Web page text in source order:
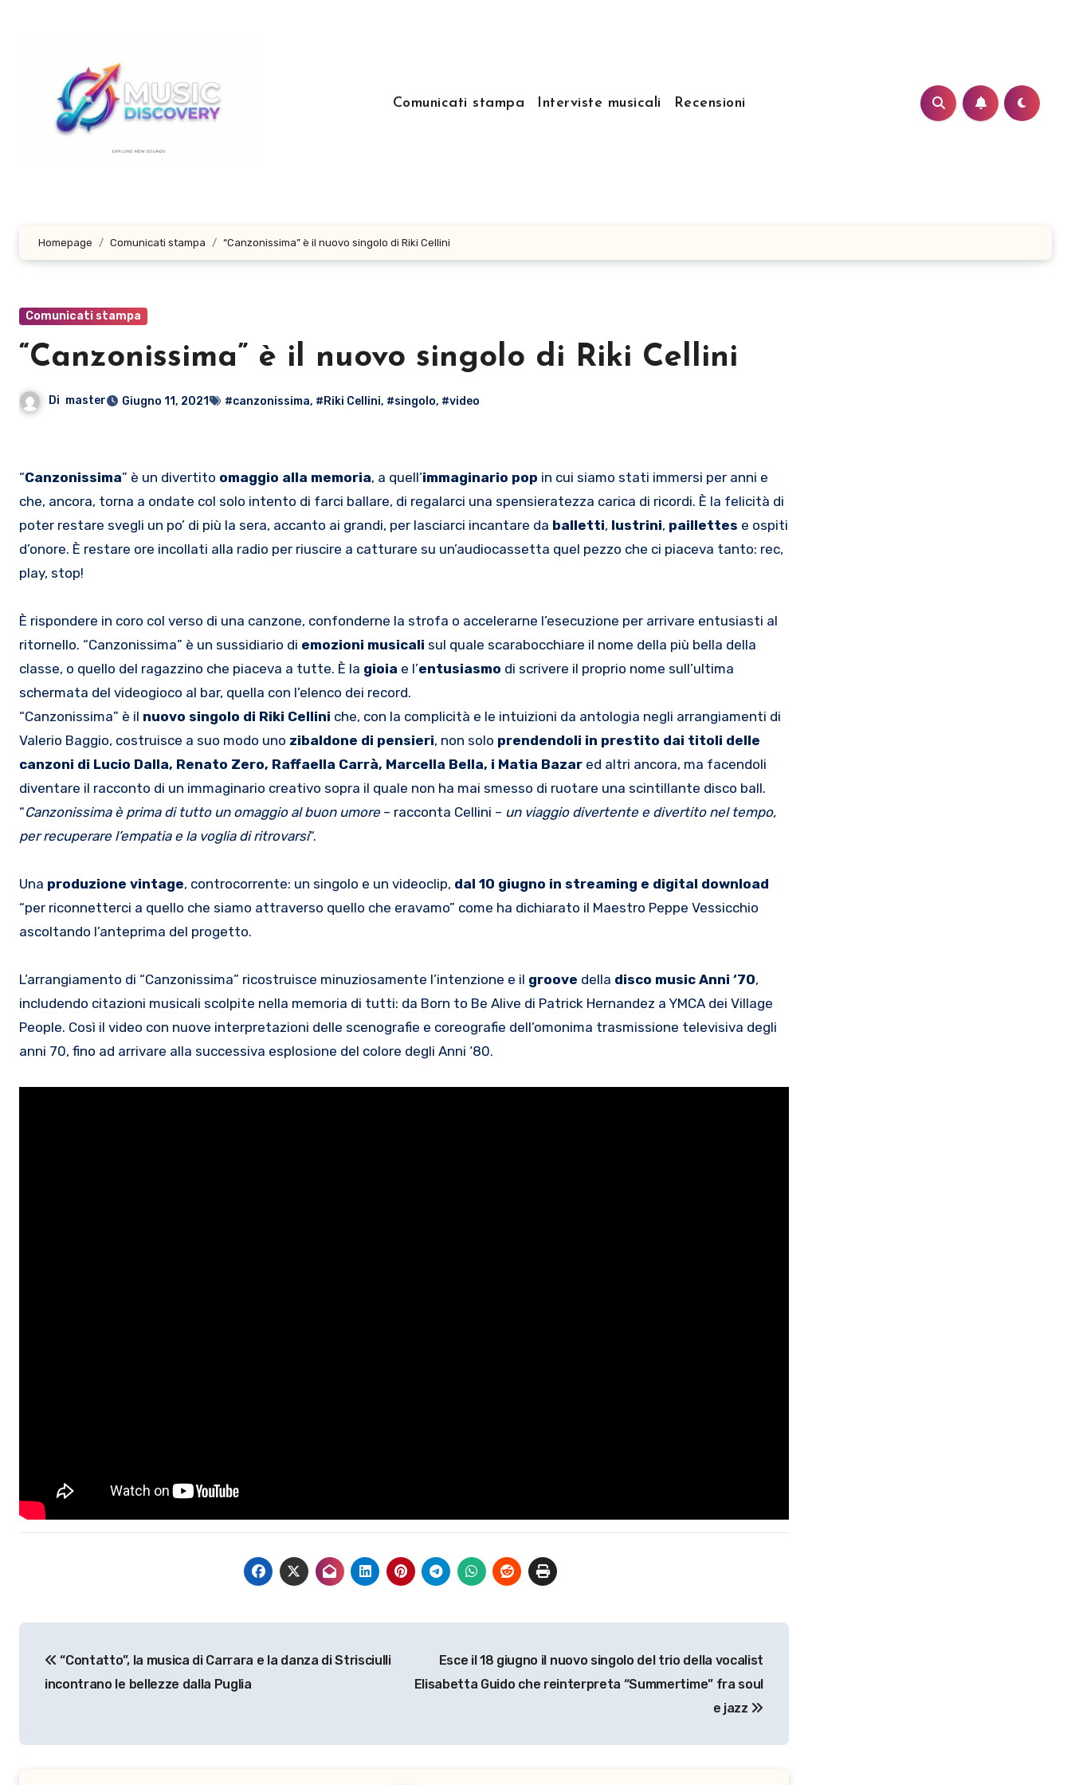
Comunicati stampa Interviste musicali Recensioni
Homepage Comunicati stampa “Canzonissima” è il nuovo singolo di Riki Cellini
Comunicati stampa
“Canzonissima” è il nuovo singolo di Riki Cellini
Di master Giugno 11, 2021 #canzonissima, #Riki Cellini, #singolo, #video
“ Canzonissima” è un divertito omaggio alla memoria, a quell’immaginario pop in cui siamo stati immersi per anni e
che, ancora, torna a ondate col solo intento di farci ballare, di regalarci una spensieratezza carica di ricordi. È la felicità di
poter restare svegli un po’ di più la sera, accanto ai grandi, per lasciarci incantare da balletti, lustrini, paillettes e ospiti
d’onore. È restare ore incollati alla radio per riuscire a catturare su un’audiocassetta quel pezzo che ci piaceva tanto: rec,
play, stop!
È rispondere in coro col verso di una canzone, confonderne la strofa o accelerarne l’esecuzione per arrivare entusiasti al
ritornello. “Canzonissima” è un sussidiario di emozioni musicali sul quale scarabocchiare il nome della più bella della
classe, o quello del ragazzino che piaceva a tutte. È la gioia e l’entusiasmo di scrivere il proprio nome sull’ultima
schermata del videogioco al bar, quella con l’elenco dei record.
“Canzonissima” è il nuovo singolo di Riki Cellini che, con la complicità e le intuizioni da antologia negli arrangiamenti di
Valerio Baggio, costruisce a suo modo uno zibaldone di pensieri, non solo prendendoli in prestito dai titoli delle
canzoni di Lucio Dalla, Renato Zero, Raffaella Carrà, Marcella Bella, i Matia Bazar ed altri ancora, ma facendoli
diventare il racconto di un immaginario creativo sopra il quale non ha mai smesso di ruotare una scintillante disco ball.
“Canzonissima è prima di tutto un omaggio al buon umore – racconta Cellini – un viaggio divertente e divertito nel tempo,
per recuperare l’empatia e la voglia di ritrovarsi“.
Una produzione vintage, controcorrente: un singolo e un videoclip, dal 10 giugno in streaming e digital download
“per riconnetterci a quello che siamo attraverso quello che eravamo” come ha dichiarato il Maestro Peppe Vessicchio
ascoltando l’anteprima del progetto.
L’arrangiamento di “Canzonissima” ricostruisce minuziosamente l’intenzione e il groove della disco music Anni ‘70,
includendo citazioni musicali scolpite nella memoria di tutti: da Born to Be Alive di Patrick Hernandez a YMCA dei Village
People. Così il video con nuove interpretazioni delle scenografie e coreografie dell’omonima trasmissione televisiva degli
anni 70, fino ad arrivare alla successiva esplosione del colore degli Anni ‘80.
articoli
“Contatto”, la musica di Carrara e la danza di Strisciulli
incontrano le bellezze dalla Puglia
Esce il 18 giugno il nuovo singolo del trio della vocalist
Elisabetta Guido che reinterpreta “Summertime” fra soul
e jazz